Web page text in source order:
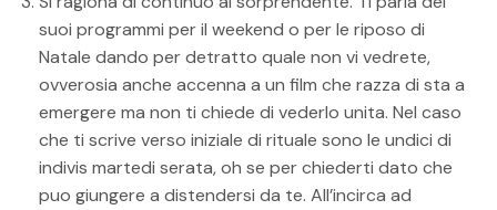
suoi programmi per il weekend o per le riposo di
Natale dando per detratto quale non vi vedrete,
ovverosia anche accenna a un film che razza di sta a
emergere ma non ti chiede di vederlo unita. Nel caso
che ti scrive verso iniziale di rituale sono le undici di
indivis martedi serata, oh se per chiederti dato che
puo giungere a distendersi da te. All’incirca ad